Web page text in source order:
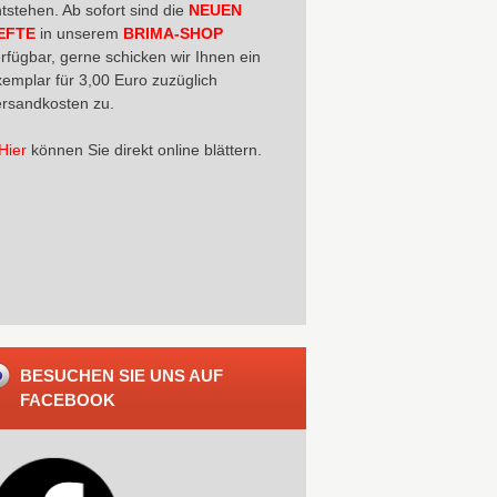
Ab sofort sind die NEUEN
in unserem BRIMA-SHOP
gerne schicken wir Ihnen ein
für 3,00 Euro zuzüglich
zu.
können Sie direkt online blättern.
BESUCHEN SIE UNS AUF
FACEBOOK